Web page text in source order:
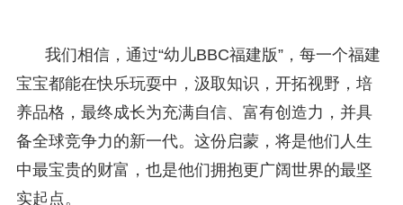
我们相信，通过“幼儿BBC福建版”，每一个福建
宝宝都能在快乐玩耍中，汲取知识，开拓视野，培
养品格，最终成长为充满自信、富有创造力，并具
备全球竞争力的新一代。这份启蒙，将是他们人生
中最宝贵的财富，也是他们拥抱更广阔世界的最坚
实起点。